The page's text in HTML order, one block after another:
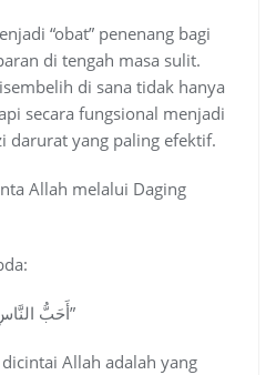
“obat” penenang bagi
di tengah masa sulit.
di sana tidak hanya
secara fungsional menjadi
darurat yang paling efektif.
Allah melalui Daging
“أَحَبُّ النَّاسِ إِلَى اللَّهِ أَنْفَعُهُمْ لِلنَّاسِ”
Allah adalah yang